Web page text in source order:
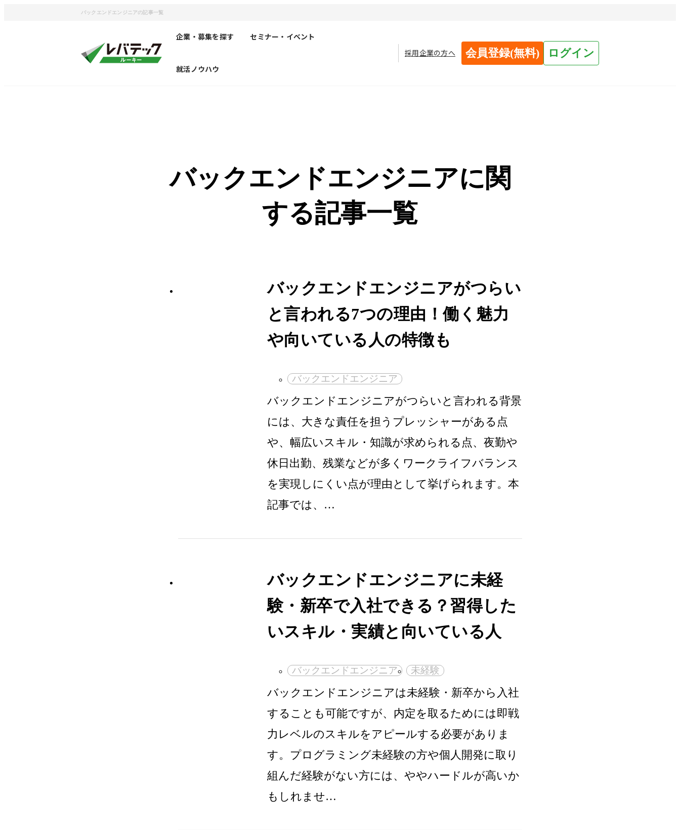
バックエンドエンジニアの記事一覧
企業・募集を探す セミナー・イベント
就活ノウハウ
採用企業の方へ 会員登録(無料) ログイン
バックエンドエンジニアに関
する記事一覧
バックエンドエンジニアがつらい
と言われる7つの理由！働く魅力
や向いている人の特徴も
バックエンドエンジニア
バックエンドエンジニアがつらいと言われる背景
には、大きな責任を担うプレッシャーがある点
や、幅広いスキル・知識が求められる点、夜勤や
休日出勤、残業などが多くワークライフバランス
を実現しにくい点が理由として挙げられます。本
記事では、…
バックエンドエンジニアに未経
験・新卒で入社できる？習得した
いスキル・実績と向いている人
バックエンドエンジニア 未経験
バックエンドエンジニアは未経験・新卒から入社
することも可能ですが、内定を取るためには即戦
力レベルのスキルをアピールする必要がありま
す。プログラミング未経験の方や個人開発に取り
組んだ経験がない方には、ややハードルが高いか
もしれませ…